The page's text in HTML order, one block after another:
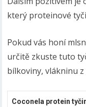
který proteinové
Pokud vás honí
určitě zkuste tuto
bílkoviny, vlákninu
Coconela protein